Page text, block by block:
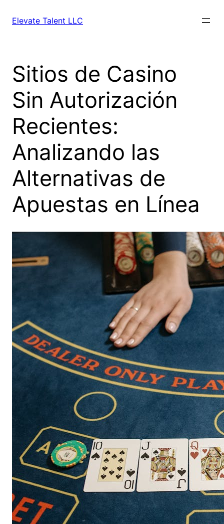
Elevate Talent LLC
Sitios de Casino
Sin Autorización
Recientes:
Analizando las
Alternativas de
Apuestas en Línea